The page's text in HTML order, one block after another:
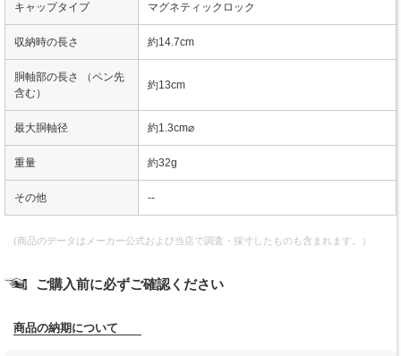
キャップタイプ マグネティックロック
収納時の長さ 約14.7cm
胴軸部の長さ （ペン先
含む）
約13cm
最大胴軸径 約1.3cm⌀
重量 約32g
その他 --
(商品のデータはメーカー公式および当店で調査・採寸したものも含まれます。）
ご購入前に必ずご確認ください
商品の納期について